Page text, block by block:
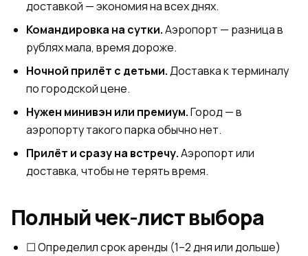
доставкой — экономия на всех днях.
Командировка на сутки.Аэропорт — разница в
рублях мала, время дороже.
Ночной прилёт с детьми.Доставка к терминалу
по городской цене.
Нужен минивэн или премиум.Город — в
аэропорту такого парка обычно нет.
Прилёт и сразу на встречу.Аэропорт или
доставка, чтобы не терять время.
Полный чек-лист выбора
☐ Определил срок аренды (1–2 дня или дольше)